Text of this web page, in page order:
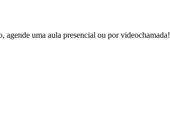
agende uma aula presencial ou por videochamada!